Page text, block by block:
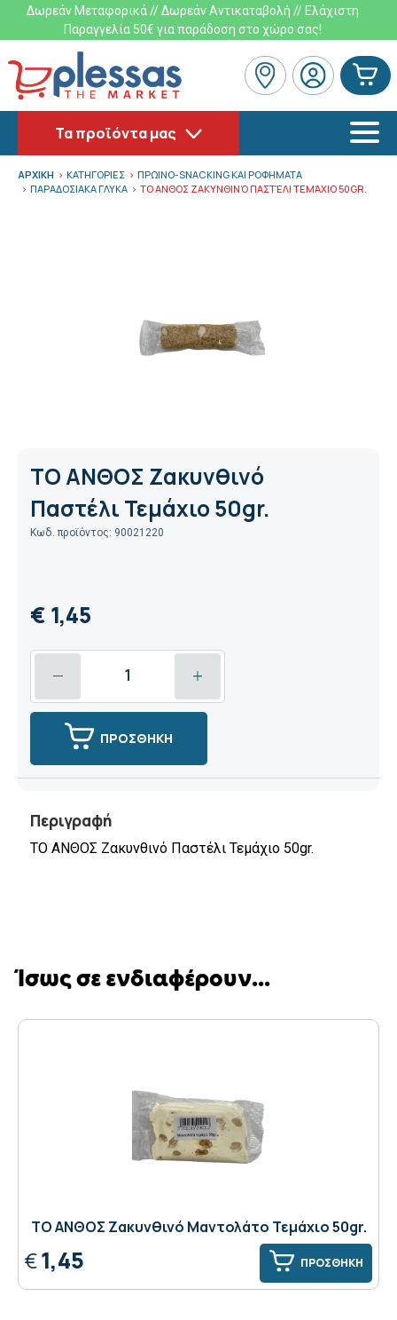
Δωρεάν Μεταφορικά // Δωρεάν Αντικαταβολή // Ελάχιστη
Παραγγελία 50€ για παράδοση στο χώρο σας!
Τα προϊόντα μας
ΑΡΧΙΚΗ ΚΑΤΗΓΟΡΙΕΣ
ΠΡΩΙΝΟ-SNACKING ΚΑΙ ΡΟΦΗΜΑΤΑ
ΠΑΡΑΔΟΣΙΑΚΑ ΓΛΥΚΑ
ΤΟ ΑΝΘΟΣ ΖΑΚΥΝΘΙΝΌ ΠΑΣΤΈΛΙ ΤΕΜΆΧΙΟ 50GR.
ΤΟ ΑΝΘΟΣ Ζακυνθινό
Παστέλι Τεμάχιο 50gr.
Κωδ. προϊόντος: 90021220
€ 1,45
ΠΡΟΣΘΗΚΗ
Περιγραφή
ΤΟ ΑΝΘΟΣ Ζακυνθινό Παστέλι Τεμάχιο 50gr.
Ίσως σε ενδιαφέρουν...
ΤΟ ΑΝΘΟΣ Ζακυνθινό Μαντολάτο Τεμάχιο 50gr.
€1,45 ΠΡΟΣΘΗΚΗ